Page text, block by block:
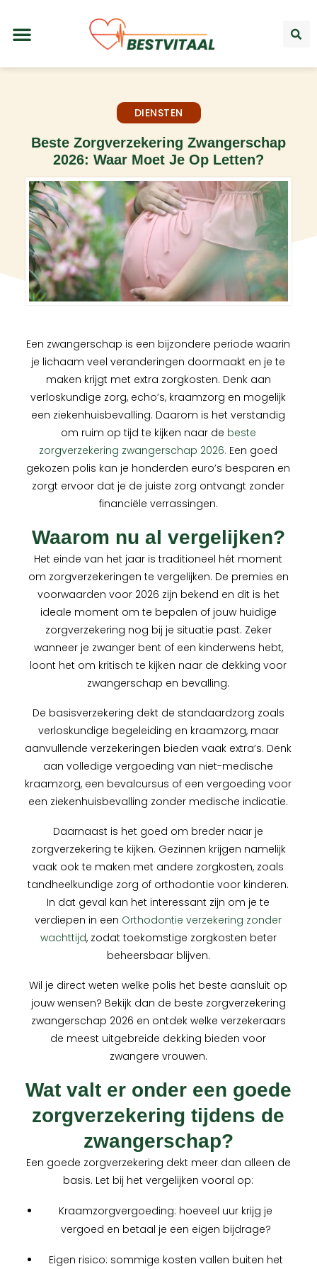
DIENSTEN
Beste Zorgverzekering Zwangerschap
2026: Waar Moet Je Op Letten?
Een zwangerschap is een bijzondere periode waarin
je lichaam veel veranderingen doormaakt en je te
maken krijgt met extra zorgkosten. Denk aan
verloskundige zorg, echo’s, kraamzorg en mogelijk
een ziekenhuisbevalling. Daarom is het verstandig
om ruim op tijd te kijken naar de beste
zorgverzekering zwangerschap 2026. Een goed
gekozen polis kan je honderden euro’s besparen en
zorgt ervoor dat je de juiste zorg ontvangt zonder
financiële verrassingen.
Waarom nu al vergelijken?
Het einde van het jaar is traditioneel hét moment
om zorgverzekeringen te vergelijken. De premies en
voorwaarden voor 2026 zijn bekend en dit is het
ideale moment om te bepalen of jouw huidige
zorgverzekering nog bij je situatie past. Zeker
wanneer je zwanger bent of een kinderwens hebt,
loont het om kritisch te kijken naar de dekking voor
zwangerschap en bevalling.
De basisverzekering dekt de standaardzorg zoals
verloskundige begeleiding en kraamzorg, maar
aanvullende verzekeringen bieden vaak extra’s. Denk
aan volledige vergoeding van niet-medische
kraamzorg, een bevalcursus of een vergoeding voor
een ziekenhuisbevalling zonder medische indicatie.
Daarnaast is het goed om breder naar je
zorgverzekering te kijken. Gezinnen krijgen namelijk
vaak ook te maken met andere zorgkosten, zoals
tandheelkundige zorg of orthodontie voor kinderen.
In dat geval kan het interessant zijn om je te
verdiepen in een Orthodontie verzekering zonder
wachttijd, zodat toekomstige zorgkosten beter
beheersbaar blijven.
Wil je direct weten welke polis het beste aansluit op
jouw wensen? Bekijk dan de beste zorgverzekering
zwangerschap 2026 en ontdek welke verzekeraars
de meest uitgebreide dekking bieden voor
zwangere vrouwen.
Wat valt er onder een goede
zorgverzekering tijdens de
zwangerschap?
Een goede zorgverzekering dekt meer dan alleen de
basis. Let bij het vergelijken vooral op:
Kraamzorgvergoeding: hoeveel uur krijg je
vergoed en betaal je een eigen bijdrage?
Eigen risico: sommige kosten vallen buiten het